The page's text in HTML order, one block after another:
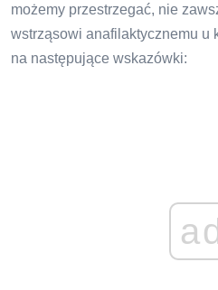
możemy przestrzegać, nie
wstrząsowi anafilaktycznemu u
na następujące wskazówki: